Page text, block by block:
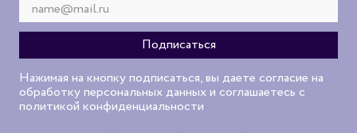
Нажимая на кнопку подписаться, вы даете согласие на
обработку персональных данных и соглашаетесь с
политикой конфиденциальности